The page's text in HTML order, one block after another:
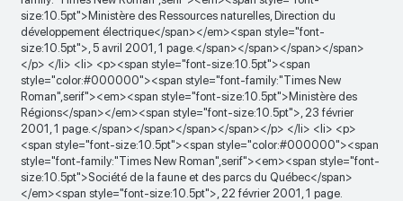
size:10.5pt">Ministère des Ressources naturelles, Direction du
développement électrique</span></em><span style="font-
size:10.5pt">, 5 avril 2001, 1 page.</span></span></span></span>
</p> </li> <li> <p><span style="font-size:10.5pt"><span
style="color:#000000"><span style="font-family:"Times New
Roman",serif"><em><span style="font-size:10.5pt">Ministère des
Régions</span></em><span style="font-size:10.5pt">, 23 février
2001, 1 page.</span></span></span></span></p> </li> <li> <p>
<span style="font-size:10.5pt"><span style="color:#000000"><span
style="font-family:"Times New Roman",serif"><em><span style="font-
size:10.5pt">Société de la faune et des parcs du Québec</span>
</em><span style="font-size:10.5pt">, 22 février 2001, 1 page.